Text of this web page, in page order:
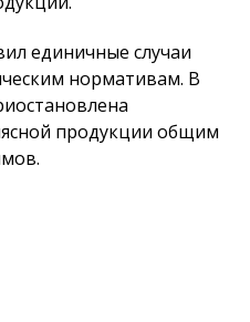
единичные случаи
нормативам. В
продукции общим